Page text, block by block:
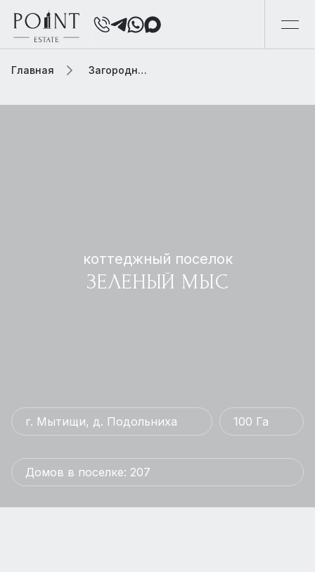
Главная Загородная элитная недвижимость
коттеджный поселок
ЗЕЛЕНЫЙ МЫС
г. Мытищи, д. Подольниха 100 Га
Домов в поселке: 207